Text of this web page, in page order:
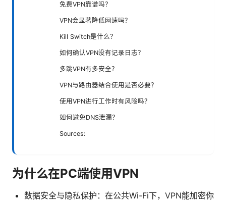
免费VPN靠谱吗？
VPN会显著降低网速吗？
Kill Switch是什么？
如何确认VPN没有记录日志？
多跳VPN有多安全？
VPN与路由器结合使用是否必要？
使用VPN进行工作时有风险吗？
如何避免DNS泄漏？
Sources:
为什么在PC端使用VPN
数据安全与隐私保护：在公共Wi-Fi下，VPN能加密你